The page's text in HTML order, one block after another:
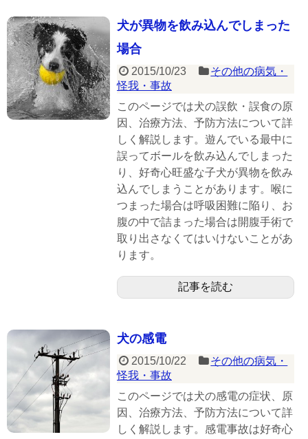
犬が異物を飲み込んでしまった
場合
2015/10/23
その他の病気・
怪我・事故
このページでは犬の誤飲・誤食の原
因、治療方法、予防方法について詳
しく解説します。遊んでいる最中に
誤ってボールを飲み込んでしまった
り、好奇心旺盛な子犬が異物を飲み
込んでしまうことがあります。喉に
つまった場合は呼吸困難に陥り、お
腹の中で詰まった場合は開腹手術で
取り出さなくてはいけないことがあ
ります。
記事を読む
犬の感電
2015/10/22
その他の病気・
怪我・事故
このページでは犬の感電の症状、原
因、治療方法、予防方法について詳
しく解説します。感電事故は好奇心